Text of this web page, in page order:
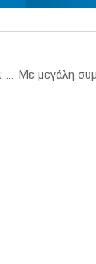
Η ευρωπαϊκή φαρμακευτική μεταρρύθμιση – Γιατί μας αφορά: Η γνώμη του healthmag